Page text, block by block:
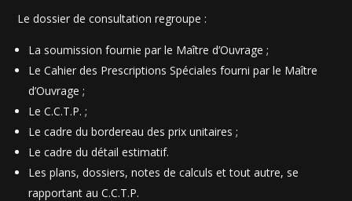
Le dossier de consultation regroupe :
La soumission fournie par le Maître d’Ouvrage ;
Le Cahier des Prescriptions Spéciales fourni par le Maître
d’Ouvrage ;
Le C.C.T.P. ;
Le cadre du bordereau des prix unitaires ;
Le cadre du détail estimatif.
Les plans, dossiers, notes de calculs et tout autre, se
rapportant au C.C.T.P.